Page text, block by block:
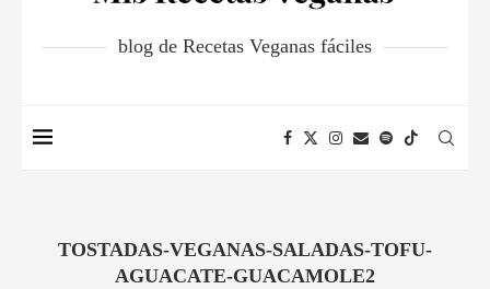
blog de Recetas Veganas fáciles
TOSTADAS-VEGANAS-SALADAS-TOFU-
AGUACATE-GUACAMOLE2